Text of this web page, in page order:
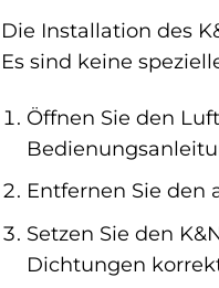
Die Installation des
Es sind keine
Öffnen Sie den
Entfernen Sie den
Setzen Sie den
Dichtungen